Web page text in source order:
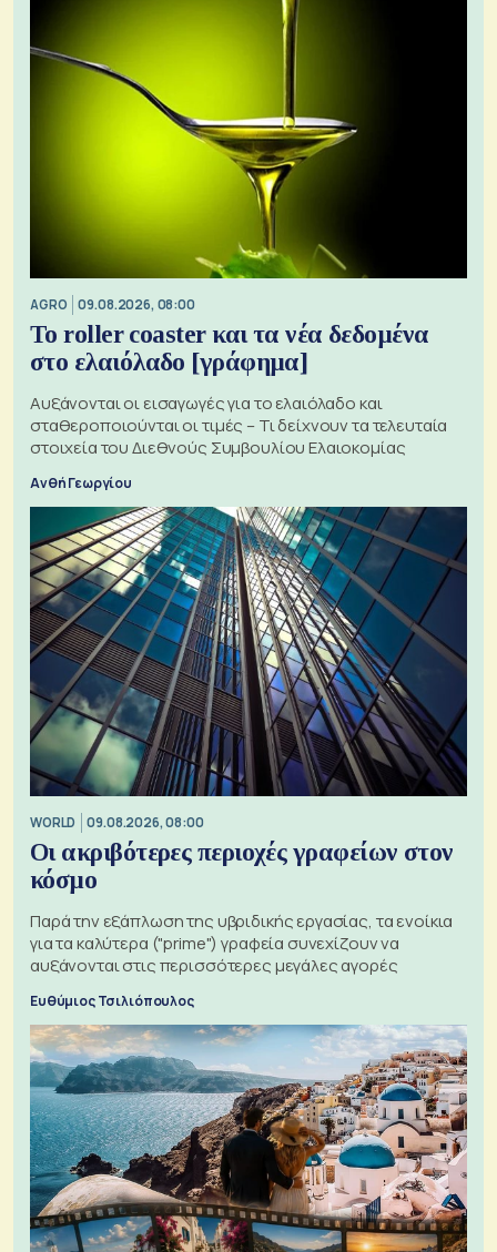
AGRO 09.08.2026, 08:00
Το roller coaster και τα νέα δεδομένα
στο ελαιόλαδο [γράφημα]
Αυξάνονται οι εισαγωγές για το ελαιόλαδο και
σταθεροποιούνται οι τιμές – Τι δείχνουν τα τελευταία
στοιχεία του Διεθνούς Συμβουλίου Ελαιοκομίας
Ανθή Γεωργίου
WORLD 09.08.2026, 08:00
Οι ακριβότερες περιοχές γραφείων στον
κόσμο
Παρά την εξάπλωση της υβριδικής εργασίας, τα ενοίκια
για τα καλύτερα ("prime") γραφεία συνεχίζουν να
αυξάνονται στις περισσότερες μεγάλες αγορές
Ευθύμιος Τσιλιόπουλος